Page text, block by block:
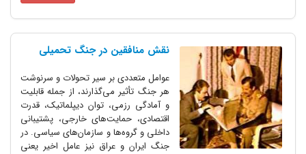
نقش منافقین در جنگ تحمیلی
عوامل متعددی بر سیر تحولات و سرنوشت
هر جنگ تأثیر می‌گذارند، از جمله قابلیت
و آمادگی رزمی، توان دیپلماتیک، قدرت
اقتصادی، حمایت‌های خارجی، پشتیبانی
داخلی و گروه‌ها و سازمان‌های سیاسی. در
جنگ ایران و عراق نیز عامل اخیر یعنی